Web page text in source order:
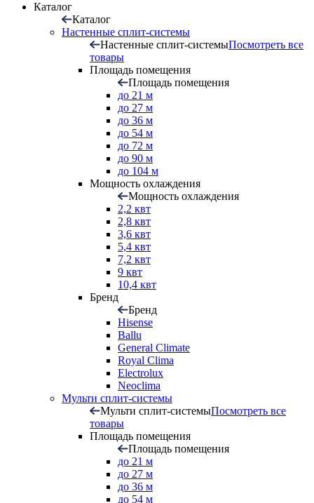
Каталог
Каталог
Настенные сплит-системы
Настенные сплит-системыПосмотреть все
товары
Площадь помещения
Площадь помещения
до 21 м
до 27 м
до 36 м
до 54 м
до 72 м
до 90 м
до 104 м
Мощность охлаждения
Мощность охлаждения
2,2 квт
2,8 квт
3,6 квт
5,4 квт
7,2 квт
9 квт
10,4 квт
Бренд
Бренд
Hisense
Ballu
General Climate
Royal Clima
Electrolux
Neoclima
Мульти сплит-системы
Мульти сплит-системыПосмотреть все
товары
Площадь помещения
Площадь помещения
до 21 м
до 27 м
до 36 м
до 54 м